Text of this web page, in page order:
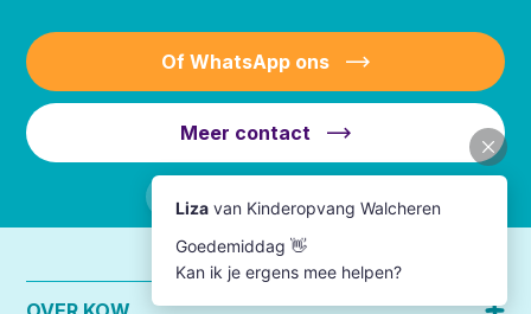
Of WhatsApp ons
Meer contact